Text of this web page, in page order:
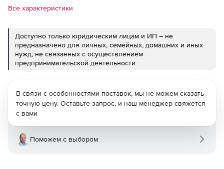
Все характеристики
Доступно только юридическим лицам и ИП – не
предназначено для личных, семейных, домашних и иных
нужд, не связанных с осуществлением
предпринимательской деятельности
В связи с особенностями поставок, мы не можем сказать
точную цену. Оставьте запрос, и наш менеджер свяжется
с вами
Поможем с выбором